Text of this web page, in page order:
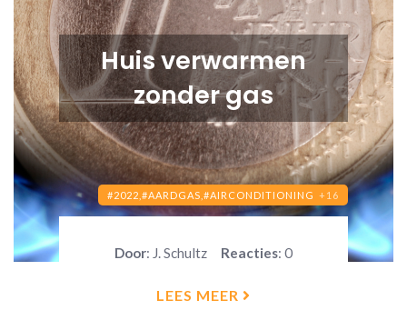
Huis verwarmen
zonder gas
#2022, #AARDGAS, #AIRCONDITIONING +16
Door: J. Schultz Reacties: 0
LEES MEER